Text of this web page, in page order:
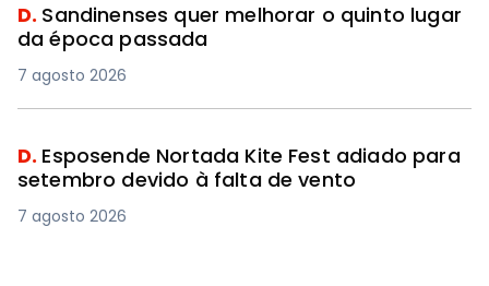
D. Sandinenses quer melhorar o quinto lugar
da época passada
7 agosto 2026
D. Esposende Nortada Kite Fest adiado para
setembro devido à falta de vento
7 agosto 2026